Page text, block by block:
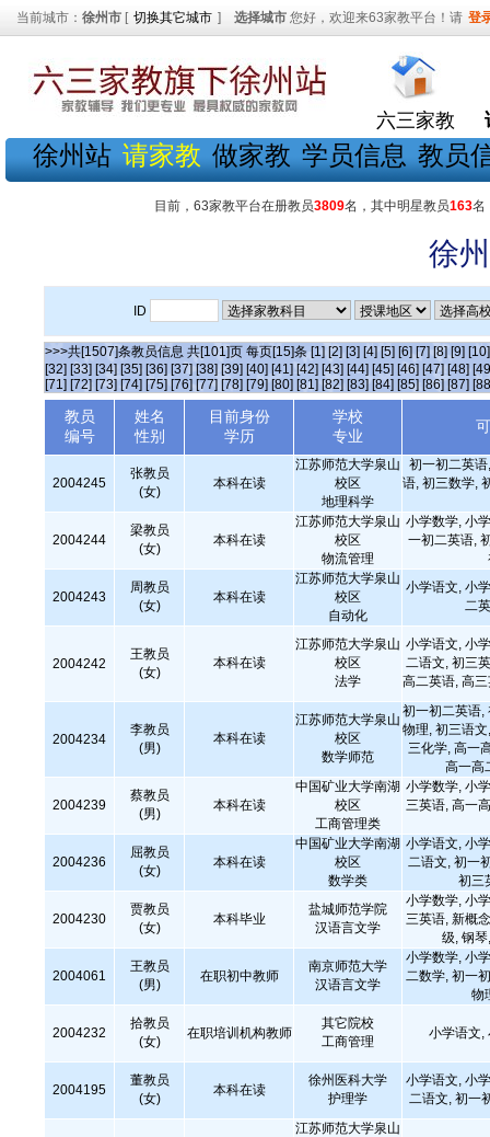
当前城市： 徐州市 [ 切换其它城市 ] 选择城市 您好，欢迎来63家教平台！请 登
六三家教
徐州站 请家教 做家教 学员信息 教员
目前，63家教平台在册教员3809名，其中明星教员163名
徐
ID
>>>共[1507]条教员信息 共[101]页 每页[15]条 [1] [2] [3] [4] [5] [6] [7] [8] [9] [10]
[32] [33] [34] [35] [36] [37] [38] [39] [40] [41] [42] [43] [44] [45] [46] [47] [48]
[71] [72] [73] [74] [75] [76] [77] [78] [79] [80] [81] [82] [83] [84] [85] [86] [87]
教员
编号
姓名
性别
目前身份
学历
学校
专业
2004245
张教员
(女)
本科在读
江苏师范大学泉山
校区
地理科学
初一初二英
语, 初三数学,
2004244
梁教员
(女)
本科在读
江苏师范大学泉山
校区
物流管理
小学数学, 小
一初二英语,
2004243
周教员
(女)
本科在读
江苏师范大学泉山
校区
自动化
小学语文, 小
二
2004242
王教员
(女)
本科在读
江苏师范大学泉山
校区
法学
小学语文, 小
二语文, 初三
高二英语, 高
2004234
李教员
(男)
本科在读
江苏师范大学泉山
校区
数学师范
初一初二英语,
物理, 初三语
三化学, 高一
高一高
2004239
蔡教员
(男)
本科在读
中国矿业大学南湖
校区
工商管理类
小学数学, 小
三英语, 高一
2004236
屈教员
(女)
本科在读
中国矿业大学南湖
校区
数学类
小学语文, 小
二语文, 初一
初三
2004230
贾教员
(女)
本科毕业
盐城师范学院
汉语言文学
小学数学, 小
三英语, 新概
级, 钢
2004061
王教员
(男)
在职初中教师
南京师范大学
汉语言文学
小学数学, 小
二数学, 初一
物
2004232
拾教员
(女)
在职培训机构教师
其它院校
工商管理
小学语文,
2004195
董教员
(女)
本科在读
徐州医科大学
护理学
小学语文, 小
二语文, 初一
江苏师范大学泉山